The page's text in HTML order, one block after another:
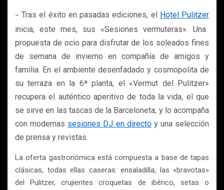
– Tras el éxito en pasadas ediciones, el Hotel Pulitzer
inicia, este mes, sus «Sesiones vermuteras». Una
propuesta de ocio para disfrutar de los soleados fines
de semana de invierno en compañía de amigos y
familia. En el ambiente desenfadado y cosmopolita de
su terraza en la 6ª planta, el «Vermut del Pulitzer»
recupera el auténtico aperitivo de toda la vida, el que
se sirve en las tascas de la Barceloneta, y lo acompaña
con modernas sesiones DJ en directoy una selección
de prensa y revistas.
La oferta gastronómica está compuesta a base de tapas
clásicas, todas ellas caseras: ensaladilla, las «bravotas»
del Pulitzer, crujientes croquetas de ibérico, setas o